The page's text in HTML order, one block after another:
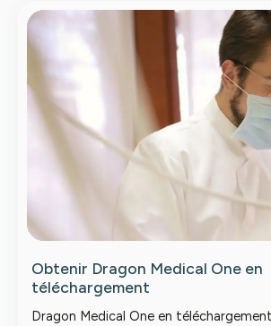
Obtenir Dragon Medical One en
téléchargement
Dragon Medical One en